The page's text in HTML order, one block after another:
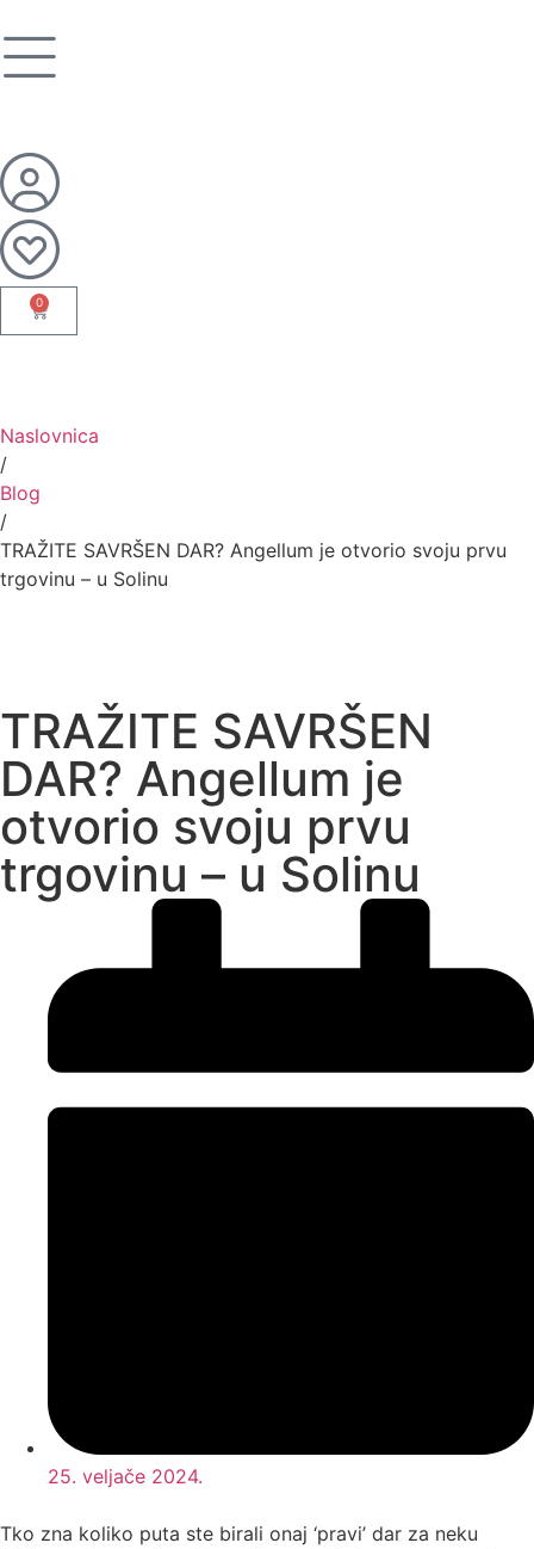
0
Naslovnica
/
Blog
/
TRAŽITE SAVRŠEN DAR? Angellum je otvorio svoju prvu
trgovinu – u Solinu
TRAŽITE SAVRŠEN
DAR? Angellum je
otvorio svoju prvu
trgovinu – u Solinu
25. veljače 2024.
Tko zna koliko puta ste birali onaj ‘pravi’ dar za neku